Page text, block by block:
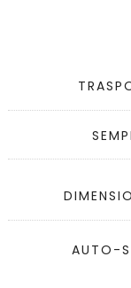
AUTO-